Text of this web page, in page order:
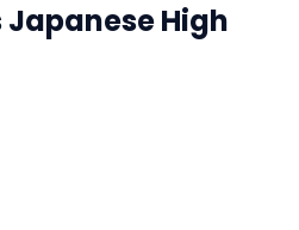
High